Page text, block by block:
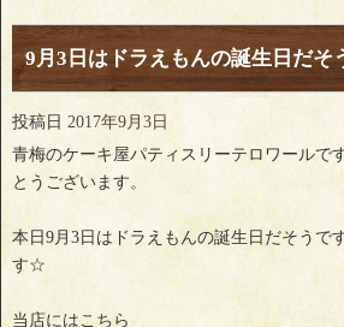
9月3日はドラえもんの誕生日だそ
投稿日 2017年9月3日
青梅のケーキ屋パティスリーテロワールで
とうございます。
本日9月3日はドラえもんの誕生日だそうで
す☆
当店にはこちら